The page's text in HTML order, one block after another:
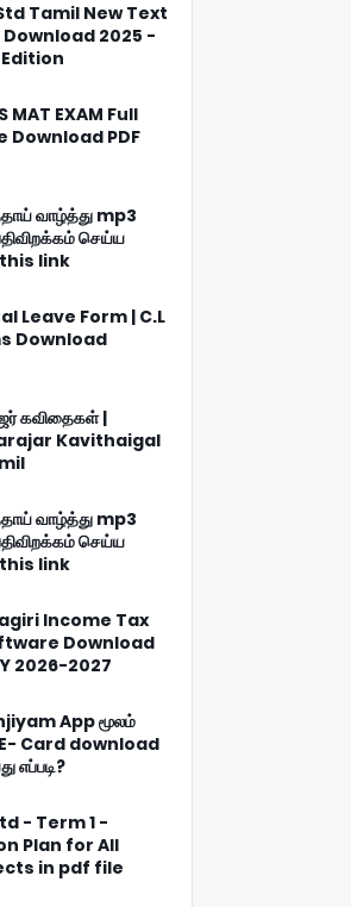
Tamil New Text
Download 2025 -
MAT EXAM Full
Download PDF
வாழ்த்து mp3
செய்ய
link
Leave Form | C.L
Download
கவிதைகள் |
Kavithaigal
வாழ்த்து mp3
செய்ய
link
Income Tax
Download
2026-2027
App மூலம்
E- Card download
எப்படி?
- Term 1 -
Plan for All
in pdf file